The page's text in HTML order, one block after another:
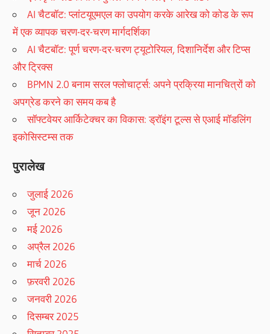
AI चैटबॉट: प्लांटयूएमएल का उपयोग करके आरेख को कोड के रूप
में एक व्यापक चरण-दर-चरण मार्गदर्शिका
AI चैटबॉट: पूर्ण चरण-दर-चरण ट्यूटोरियल, दिशानिर्देश और टिप्स
और ट्रिक्स
BPMN 2.0 बनाम सरल फ्लोचार्ट्स: अपने प्रक्रिया मानचित्रों को
अपग्रेड करने का समय कब है
सॉफ्टवेयर आर्किटेक्चर का विकास: ड्रॉइंग टूल्स से एआई मॉडलिंग
इकोसिस्टम्स तक
पुरालेख
जुलाई 2026
जून 2026
मई 2026
अप्रैल 2026
मार्च 2026
फ़रवरी 2026
जनवरी 2026
दिसम्बर 2025